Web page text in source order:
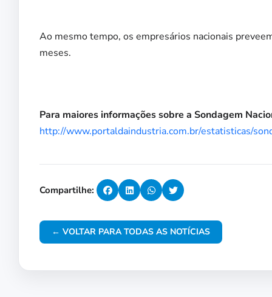
Ao mesmo tempo, os empresários nacionais
meses.
Para maiores informações sobre a Sondagem
http://www.portaldaindustria.com.br/estatisticas/
Compartilhe:
← VOLTAR PARA TODAS AS NOTÍCIAS